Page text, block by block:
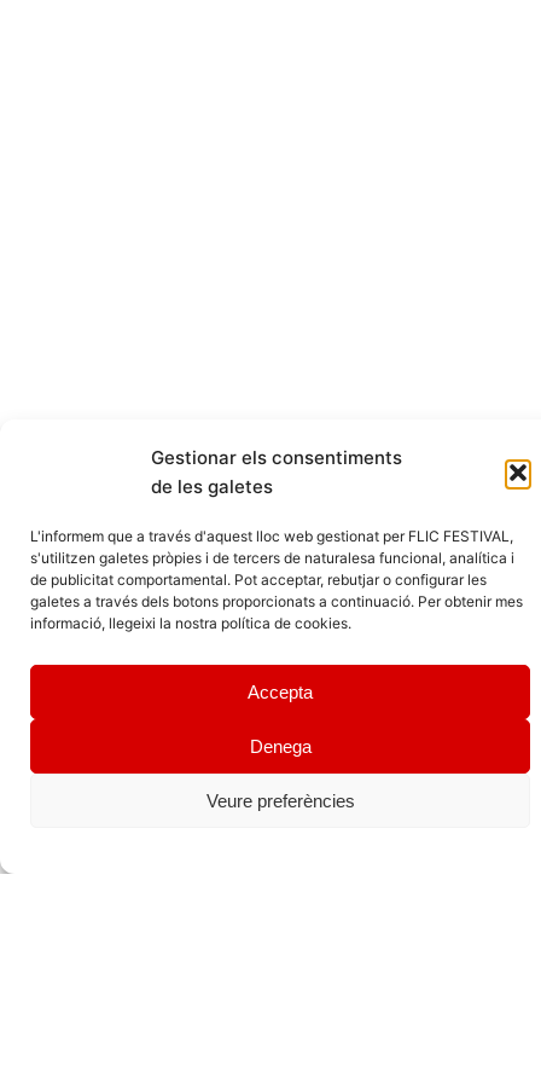
Gestionar els consentiments
de les galetes
L'informem que a través d'aquest lloc web gestionat per FLIC FESTIVAL,
s'utilitzen galetes pròpies i de tercers de naturalesa funcional, analítica i
de publicitat comportamental. Pot acceptar, rebutjar o configurar les
galetes a través dels botons proporcionats a continuació. Per obtenir mes
informació, llegeixi la nostra política de cookies.
Accepta
Denega
Veure preferències